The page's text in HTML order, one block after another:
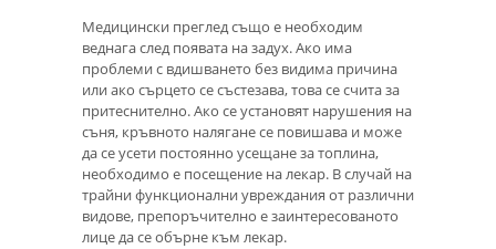
Медицински преглед също е необходим
веднага след появата на задух. Ако има
проблеми с вдишването без видима причина
или ако сърцето се състезава, това се счита за
притеснително. Ако се установят нарушения на
съня, кръвното налягане се повишава и може
да се усети постоянно усещане за топлина,
необходимо е посещение на лекар. В случай на
трайни функционални увреждания от различни
видове, препоръчително е заинтересованото
лице да се обърне към лекар.